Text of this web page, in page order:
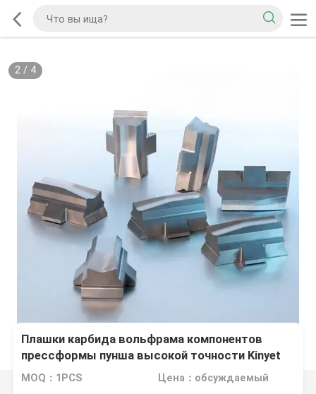
2/ 4
Плашки карбида вольфрама компонентов
прессформы пунша высокой точности Kinyet
штемпелюя
MOQ：1PCS Цена：обсуждаемый